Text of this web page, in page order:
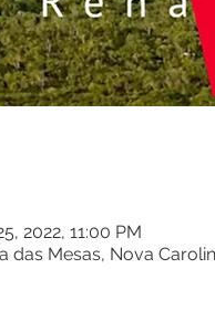
2022, 11:00 PM
das Mesas, Nova